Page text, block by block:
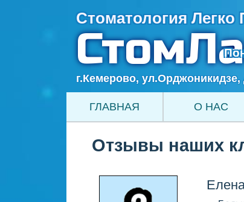
Стоматология
г.Кемерово, ул.Орджоникидзе,
ГЛАВНАЯ О НАС
Отзывы наших